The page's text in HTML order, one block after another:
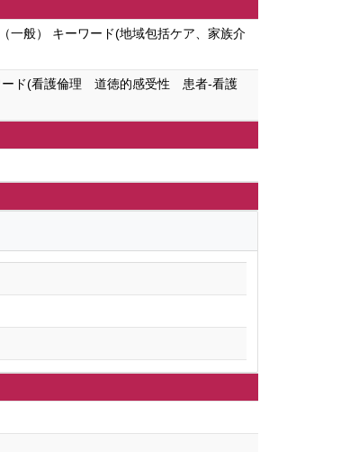
一般） キーワード(地域包括ケア、家族介
ード(看護倫理 道徳的感受性 患者-看護